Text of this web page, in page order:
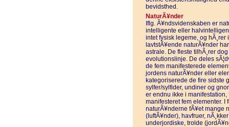
bevidsthed.
NaturÃ¥nder
Iflg. Ã¥ndsvidenskaben er
intelligente eller
intet fysisk legeme, og
lavtstÃ¥ende naturÃ¥nder
astrale. De fleste tilhÃ¸rer
evolutionslinje. De deles
de fem manifesterede
jordens naturÃ¥nder eller
kategoriserede de fire sidste
sylfer/sylfider, undiner og
er endnu ikke i manifestation,
manifesteret fem elementer.
naturÃ¥nderne fÃ¥et mange
(luftÃ¥nder), havfruer,
underjordiske, trolde